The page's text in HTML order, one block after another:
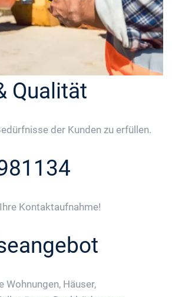
Qualität
der Kunden zu erfüllen.
Kontaktaufnahme!
Wohnungen, Häuser,